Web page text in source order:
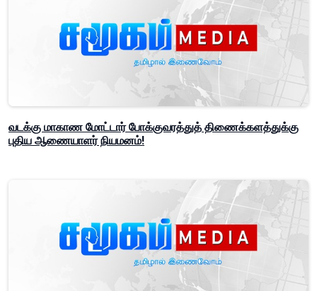
வடக்கு மாகாண மோட்டார் போக்குவரத்துத் திணைக்களத்துக்கு
புதிய ஆணையாளர் நியமனம்!